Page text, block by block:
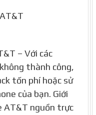
– Với các
thành công,
tốn phí hoặc sử
của bạn. Giới
AT&T nguồn trực